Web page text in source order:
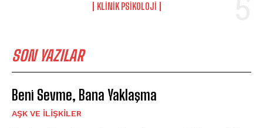
KLINIK PSIKOLOJI
SON YAZILAR
Beni Sevme, Bana Yaklaşma
AŞK VE İLIŞKILER